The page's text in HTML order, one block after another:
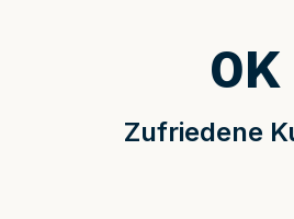
Zufriedene
0K